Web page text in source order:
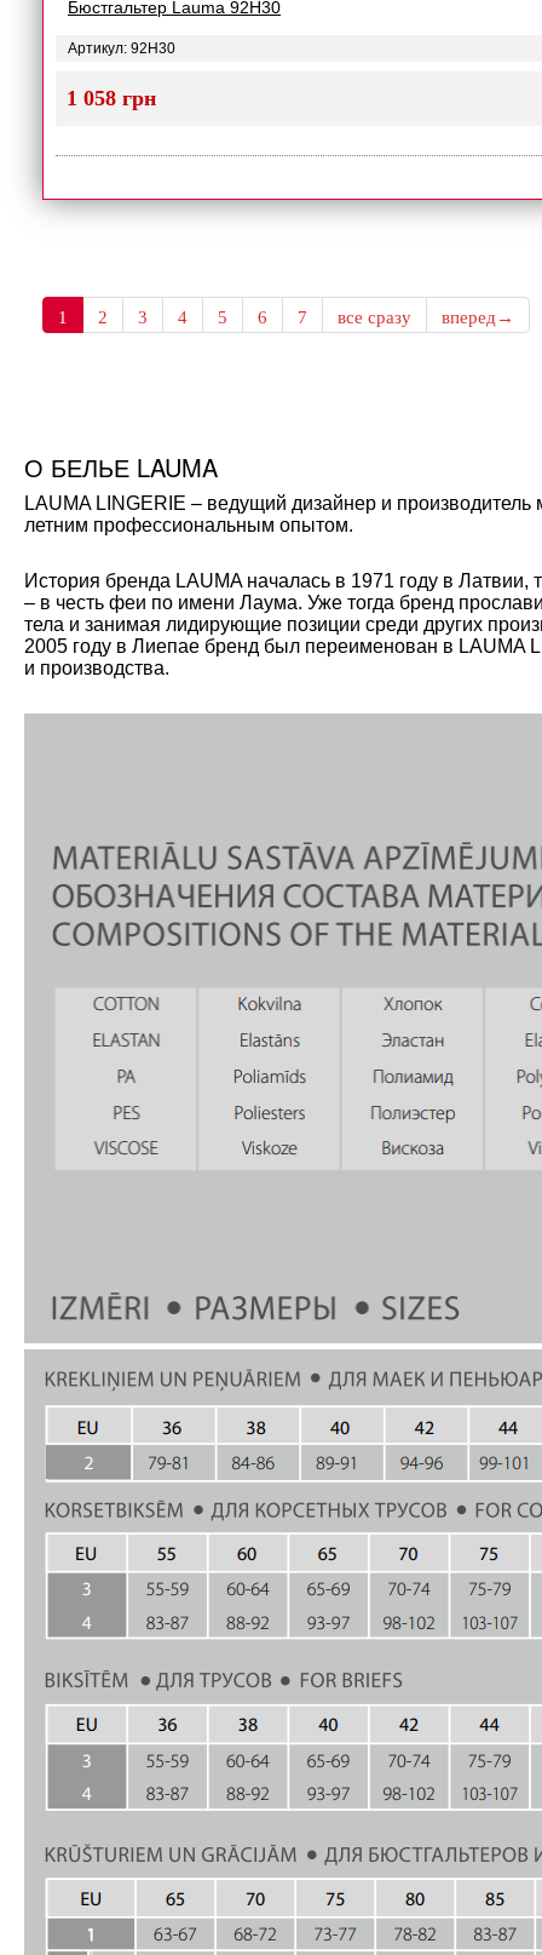
Бюстгальтер Lauma 92H30
Артикул: 92H30
1 058 грн
1 2 3 4 5 6 7 все сразу вперед→
О БЕЛЬЕ LAUMA
LAUMA LINGERIE – ведущий дизайнер и
летним профессиональным опытом.
История бренда LAUMA началась в 1971 году в
– в честь феи по имени Лаума. Уже тогда бренд
тела и занимая лидирующие позиции среди других
2005 году в Лиепае бренд был переименован в LAUMA
и производства.